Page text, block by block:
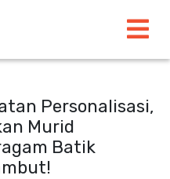
Personalisasi,
Murid
Batik